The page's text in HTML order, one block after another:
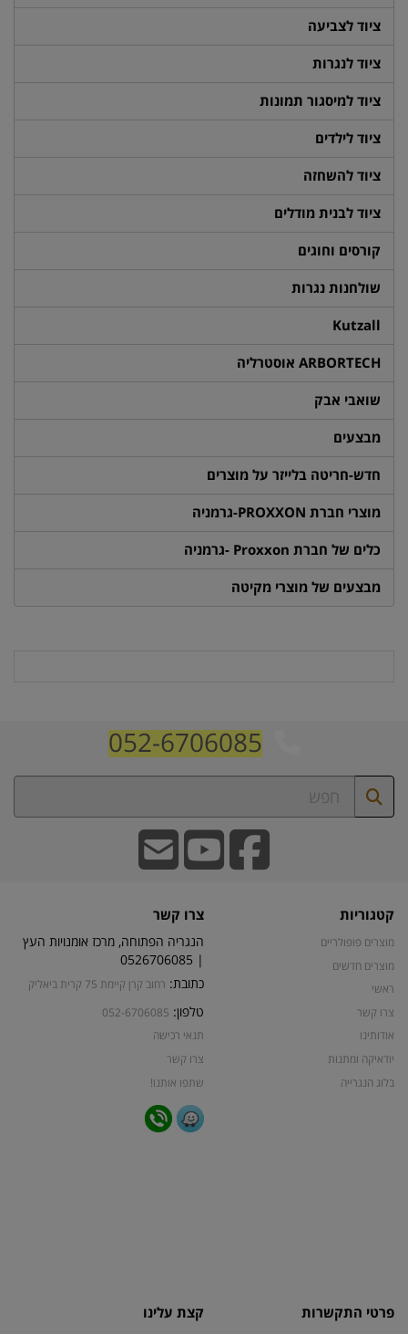
ציוד לצביעה
ציוד לנגרות
ציוד למיסגור תמונות
ציוד לילדים
ציוד להשחזה
ציוד לבנית מודלים
קורסים וחוגים
שולחנות נגרות
Kutzall
ARBORTECH אוסטרליה
שואבי אבק
מבצעים
חדש-חריטה בלייזר על מוצרים
מוצרי חברת PROXXON-גרמניה
כלים של חברת Proxxon -גרמניה
מבצעים של מוצרי מקיטה
052-6706085
קטגוריות
מוצרים פופולריים
מוצרים חדשים
ראשי
צרו קשר
אודותינו
יודאיקה ומתנות
בלוג הנגרייה
צרו קשר
הנגריה הפתוחה, מרכז אומנויות העץ
| 0526706085
כתובת: רחוב קרן קיימת 75 קרית ביאליק
טלפון: 052-6706085
תנאי רכישה
צרו קשר
שתפו אותנו!
פרטי התקשרות קצת עלינו